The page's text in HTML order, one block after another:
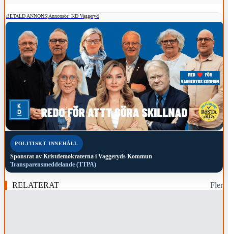
BETALD ANNONS Annonsör: KD Vaggeryd
POLITISKT INNEHÅLL
Sponsrat av Kristdemokraterna i Vaggeryds Kommun
Transparensmeddelande (TTPA)
RELATERAT Fler